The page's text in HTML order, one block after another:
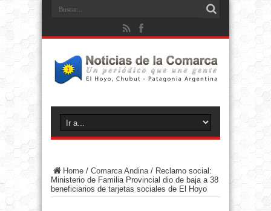
Home / Comarca Andina/ Reclamo social:
Ministerio de Familia Provincial dio de baja a 38
beneficiarios de tarjetas sociales de El Hoyo